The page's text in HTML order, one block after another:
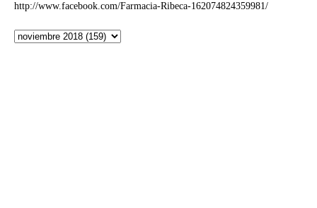
http://www.facebook.com/Farmacia-Ribeca-162074824359981/